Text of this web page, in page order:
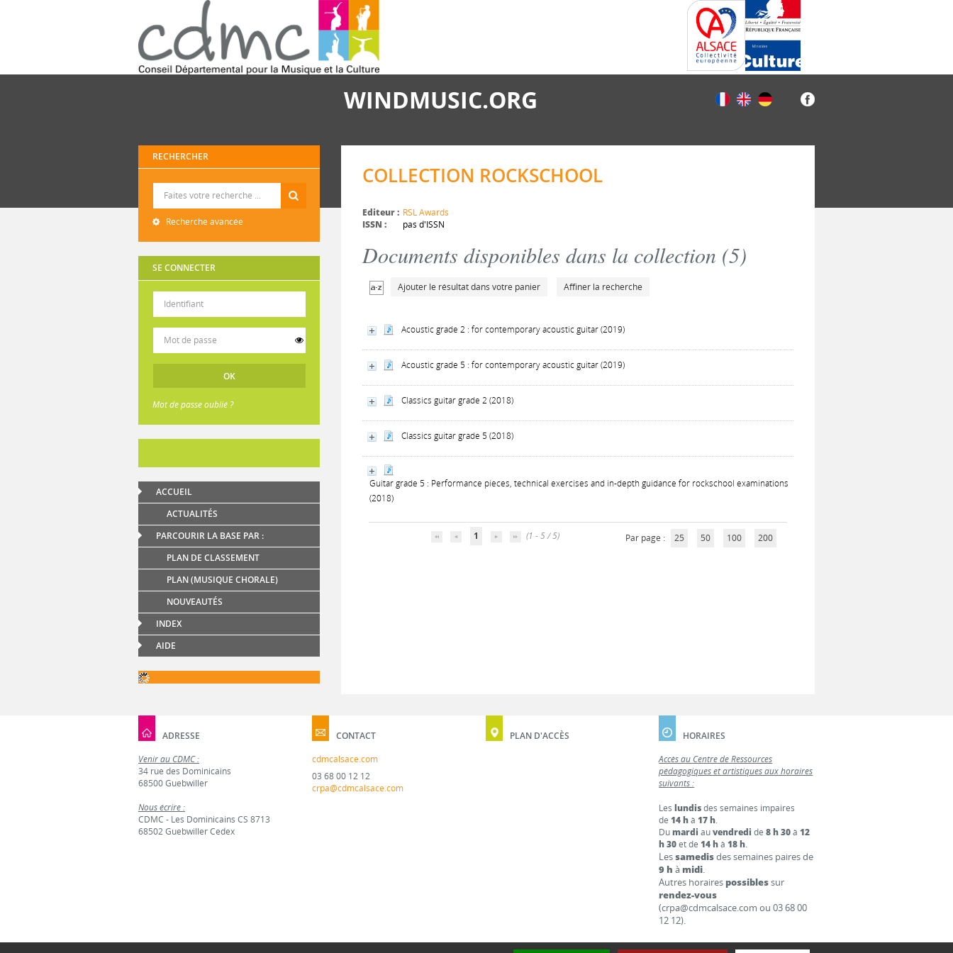
WINDMUSIC.ORG
RECHERCHER
Recherche avancée
SE CONNECTER
Mot de passe oublié ?
ACCUEIL
ACTUALITÉS
PARCOURIR LA BASE PAR :
PLAN DE CLASSEMENT
PLAN (MUSIQUE CHORALE)
NOUVEAUTÉS
INDEX
AIDE
COLLECTION ROCKSCHOOL
Editeur : RSL Awards
ISSN :
pas d'ISSN
Documents disponibles dans la collection (5)
Ajouter le résultat dans votre panier Affiner la recherche
Acoustic grade 2 : for contemporary acoustic guitar (2019)
Acoustic grade 5 : for contemporary acoustic guitar (2019)
Classics guitar grade 2 (2018)
Classics guitar grade 5 (2018)
Guitar grade 5 : Performance pieces, technical exercises and in-depth guidance for rockschool examinations
(2018)
1 (1 - 5 / 5) Par page : 25 50 100 200
ADRESSE
Venir au CDMC :
34 rue des Dominicains
68500 Guebwiller
Nous écrire :
CDMC - Les Dominicains CS 8713
68502 Guebwiller Cedex
CONTACT
cdmcalsace.com
03 68 00 12 12
crpa@cdmcalsace.com
PLAN D'ACCÈS
HORAIRES
Accès au Centre de Ressources
pédagogiques et artistiques aux horaires
suivants :
Leslundisdes semaines impaires
de14 hà17 h.
Dumardi auvendredi de8 h 30à12
h 30et de14 hà18 h.
Lessamedisdes semaines paires de
9 h à midi.
Autres horaires possiblessur
rendez-vous
(crpa@cdmcalsace.com ou 03 68 00
12 12).